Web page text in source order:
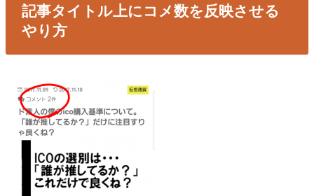
記事タイトル上にコメ数を反映させる
やり方